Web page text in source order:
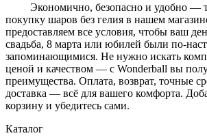
Экономично, безопасно и удобно —
покупку шаров без гелия в нашем
предоставляем все условия, чтобы ваш
свадьба, 8 марта или юбилей были по-
запоминающимися. Не нужно искать
ценой и качеством — с Wonderball вы
преимущества. Оплата, возврат, точные
доставка — всё для вашего комфорта.
корзину и убедитесь сами.
Каталог